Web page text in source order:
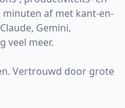
af met kant-en-
Gemini,
veel meer.
Vertrouwd door grote